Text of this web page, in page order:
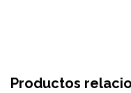
Productos